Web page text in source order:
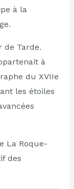
à la
Tarde.
à
du XVIIe
les étoiles
La Roque-
des